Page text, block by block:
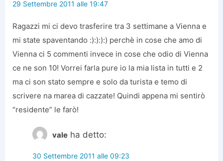
29 Settembre 2011 alle 19:47
Ragazzi mi ci devo trasferire tra 3 settimane a Vienna e
mi state spaventando :):):):) perchè in cose che amo di
Vienna ci 5 commenti invece in cose che odio di Vienna
ce ne son 10! Vorrei farla pure io la mia lista in tutti e 2
ma ci son stato sempre e solo da turista e temo di
scrivere na marea di cazzate! Quindi appena mi sentirò
“residente” le farò!
vale ha detto:
30 Settembre 2011 alle 09:23